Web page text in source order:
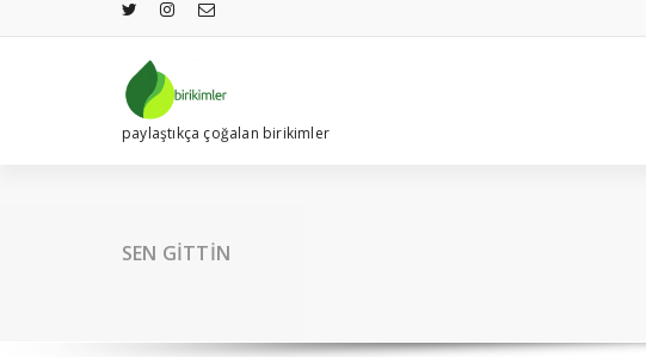
paylaştıkça çoğalan birikimler
SEN GİTTİN